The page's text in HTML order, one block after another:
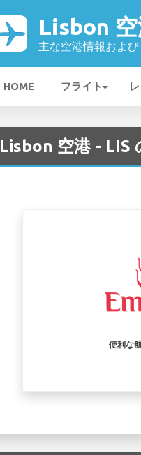
Lisbon
主な空港情報および
HOME フライト
Lisbon 空港 - LIS
便利な